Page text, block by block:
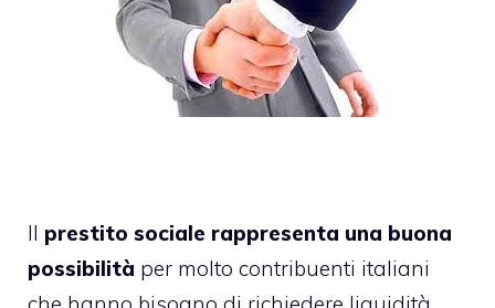
Il prestito sociale rappresenta una buona
possibilità per molto contribuenti italiani